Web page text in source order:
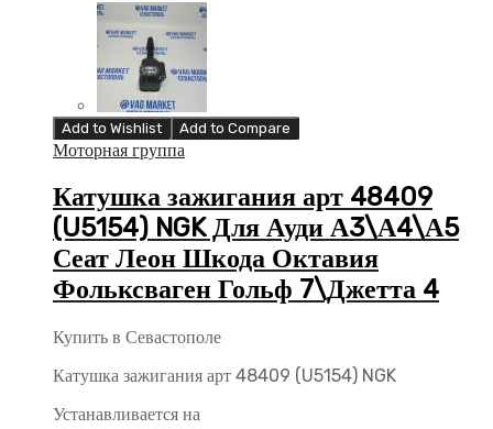
Add to Wishlist Add to Compare
Моторная группа
Катушка зажигания арт 48409
(U5154) NGK Для Ауди А3\А4\А5
Сеат Леон Шкода Октавия
Фольксваген Гольф 7\Джетта 4
Купить в Севастополе
Катушка зажигания арт 48409 (U5154) NGK
Устанавливается на